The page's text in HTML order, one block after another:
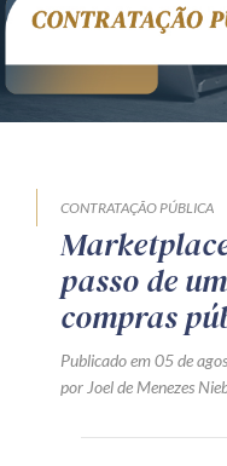
CONTRATAÇÃO PÚBLICA
passo de
compras
Publicado em 05 de
por Joel de Menezes